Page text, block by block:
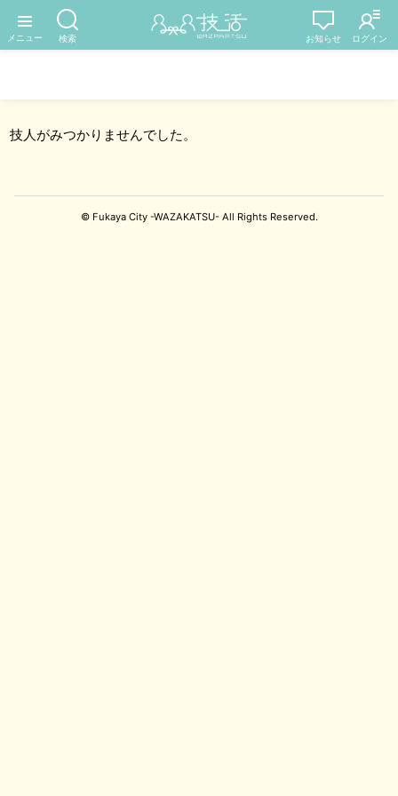
技人がみつかりませんでした。
© Fukaya City -WAZAKATSU- All Rights Reserved.